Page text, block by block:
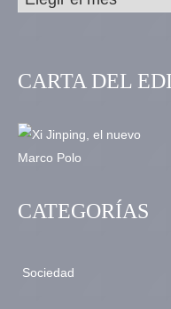
CARTA DEL
CATEGORÍAS
Sociedad